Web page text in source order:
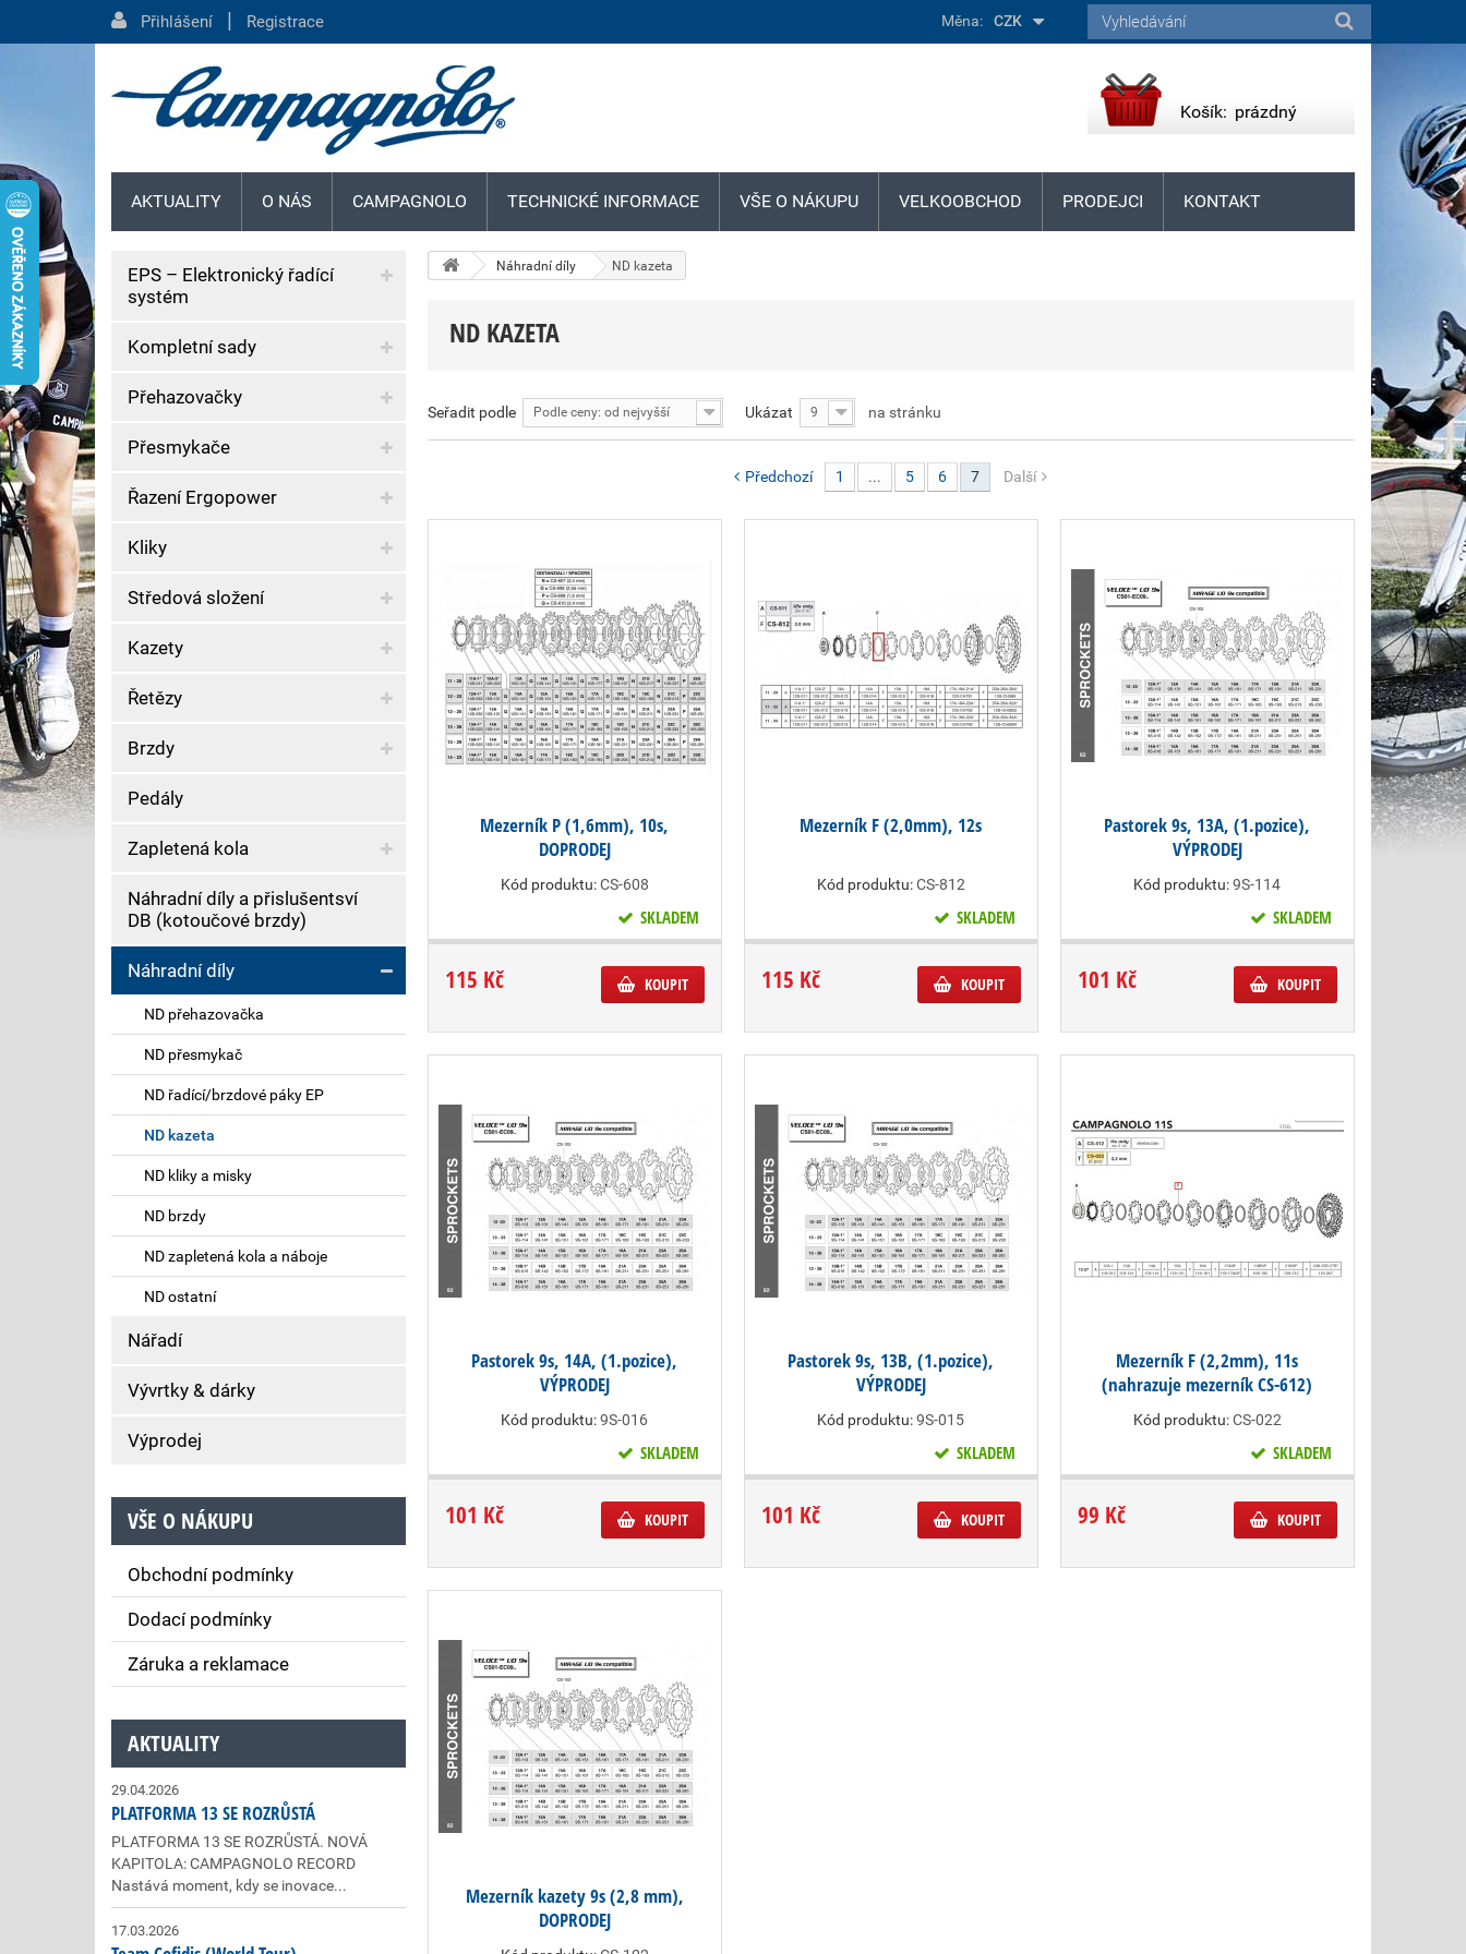
Náhradní díly ND kazeta
ND KAZETA
Seřadit podle Podle ceny: od nejvyšší Ukázat 9 na stránku
Předchozí 1 ... 5 6 7 Další
Mezerník P (1,6mm), 10s,
DOPRODEJ
Kód produktu:CS-608
SKLADEM
115 Kč KOUPIT
Mezerník F (2,0mm), 12s
Kód produktu:CS-812
SKLADEM
115 Kč KOUPIT
Pastorek 9s, 13A, (1.pozice),
VÝPRODEJ
Kód produktu: 9S-114
SKLADEM
101 Kč KOUPIT
Pastorek 9s, 14A, (1.pozice),
VÝPRODEJ
Kód produktu: 9S-016
SKLADEM
101 Kč KOUPIT
Pastorek 9s, 13B, (1.pozice),
VÝPRODEJ
Kód produktu: 9S-015
SKLADEM
101 Kč KOUPIT
Mezerník F (2,2mm), 11s
(nahrazuje mezerník CS-612)
Kód produktu:CS-022
SKLADEM
99 Kč KOUPIT
Mezerník kazety 9s (2,8 mm),
DOPRODEJ
EPS – Elektronický řadící
systém
Kompletní sady
Přehazovačky
Přesmykače
Řazení Ergopower
Kliky
Středová složení
Kazety
Řetězy
Brzdy
Pedály
Zapletená kola
Náhradní díly a přislušentsví
DB (kotoučové brzdy)
Náhradní díly
ND přehazovačka
ND přesmykač
ND řadící/brzdové páky EP
ND kazeta
ND kliky a misky
ND brzdy
ND zapletená kola a náboje
ND ostatní
Nářadí
Vývrtky & dárky
Výprodej
VŠE O NÁKUPU
Obchodní podmínky
Dodací podmínky
Záruka a reklamace
AKTUALITY
29.04.2026
PLATFORMA 13 SE ROZRŮSTÁ
PLATFORMA 13 SE ROZRŮSTÁ. NOVÁ
KAPITOLA: CAMPAGNOLO RECORD
Nastává moment, kdy se inovace...
17.03.2026
Přihlášení | Registrace Měna: CZK
Košík: prázdný
AKTUALITY O NÁS CAMPAGNOLO TECHNICKÉ INFORMACE VŠE O NÁKUPU VELKOOBCHOD PRODEJCI KONTAKT